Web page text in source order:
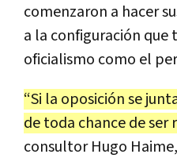
comenzaron a hacer
a la configuración que
oficialismo como el
“Si la oposiciónse
detoda chancedeser
consultor Hugo Haime,